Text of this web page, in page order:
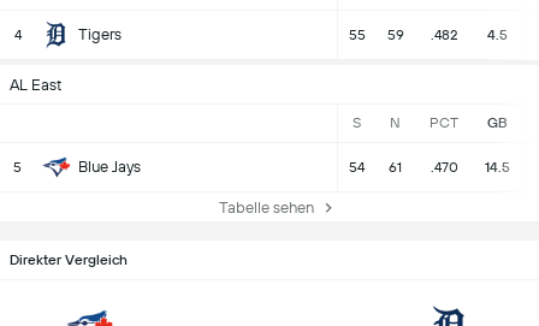
4 Tigers 55 59 .482 4.5
AL East
S N PCT GB
5 Blue Jays 54 61 .470 14.5
Tabelle sehen
Direkter Vergleich